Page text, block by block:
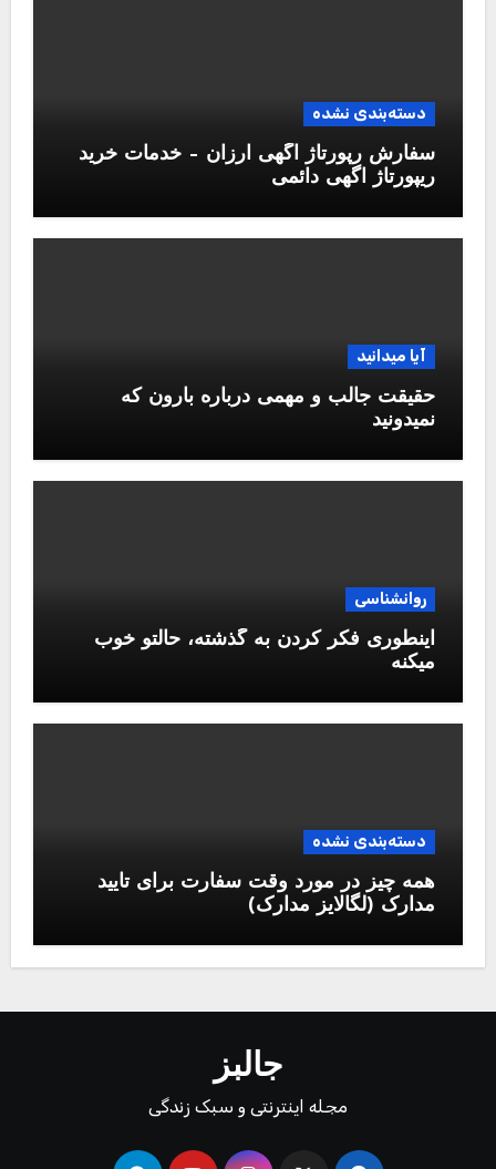
دسته‌بندی نشده
سفارش رپورتاژ آگهی ارزان – خدمات خرید
ریپورتاژ اگهی دائمی
آیا میدانید
حقیقت جالب و مهمی درباره بارون که
نمیدونید
روانشناسی
اینطوری فکر کردن به گذشته، حالتو خوب
میکنه
دسته‌بندی نشده
همه چیز در مورد وقت سفارت برای تایید
مدارک (لگالایز مدارک)
جالبز
مجله اینترنتی و سبک زندگی